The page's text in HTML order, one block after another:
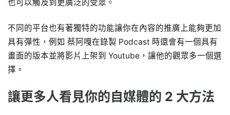
也可以觸及到更廣泛的受眾。
不同的平台也有著獨特的功能讓你在內容的推廣上能夠更加
具有彈性，例如 蔡阿嘎在錄製 Podcast 時還會有一個具有
畫面的版本並將影片上架到 Youtube，讓他的觀眾多一個選
擇。
讓更多人看見你的自媒體的 2 大方法